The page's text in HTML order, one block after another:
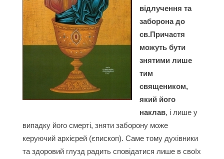
відлучення та
заборона до
св.Причастя
можуть бути
знятими лише
тим
священиком,
який його
наклав, і лише у
випадку його смерті, зняти заборону може
керуючий архієрей (єпископ). Саме тому духівники
та здоровий глузд радить сповідатися лише в своїх